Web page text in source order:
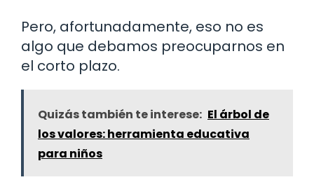
Pero, afortunadamente, eso no es
algo que debamos preocuparnos en
el corto plazo.
Quizás también te interese: El árbol de
los valores: herramienta educativa
para niños